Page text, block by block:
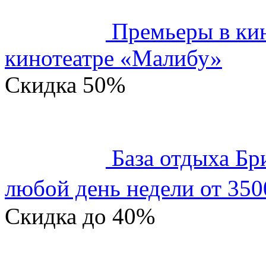
Премьеры в
кинотеатре «Малибу»
Скидка 50%
База отдыха
любой день недели от
Скидка до 40%